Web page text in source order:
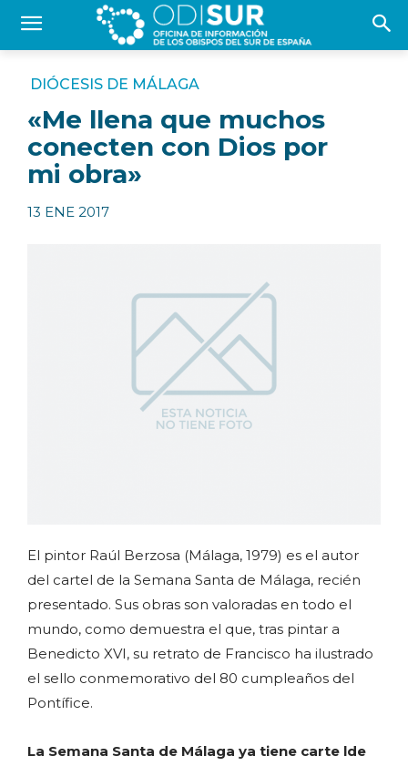
DIÓCESIS DE MÁLAGA
«Me llena que muchos
conecten con Dios por
mi obra»
13 ENE 2017
El pintor Raúl Berzosa (Málaga, 1979) es el autor
del cartel de la Semana Santa de Málaga, recién
presentado. Sus obras son valoradas en todo el
mundo, como demuestra el que, tras pintar a
Benedicto XVI, su retrato de Francisco ha ilustrado
el sello conmemorativo del 80 cumpleaños del
Pontífice.
La Semana Santa de Málaga ya tiene carte lde